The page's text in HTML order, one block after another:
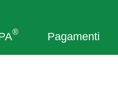
® Pagamenti